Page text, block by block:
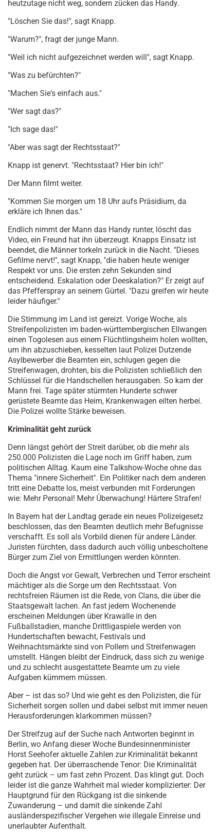
heutzutage nicht weg, sondern zücken das Handy.
"Löschen Sie das!", sagt Knapp.
"Warum?", fragt der junge Mann.
"Weil ich nicht aufgezeichnet werden will", sagt Knapp.
"Was zu befürchten?"
"Machen Sie's einfach aus."
"Wer sagt das?"
"Ich sage das!"
"Aber was sagt der Rechtsstaat?"
Knapp ist genervt. "Rechtsstaat? Hier bin ich!"
Der Mann filmt weiter.
"Kommen Sie morgen um 18 Uhr aufs Präsidium, da
erkläre ich Ihnen das."
Endlich nimmt der Mann das Handy runter, löscht das
Video, ein Freund hat ihn überzeugt. Knapps Einsatz ist
beendet, die Männer torkeln zurück in die Nacht. "Dieses
Gefilme nervt!", sagt Knapp, "die haben heute weniger
Respekt vor uns. Die ersten zehn Sekunden sind
entscheidend. Eskalation oder Deeskalation?" Er zeigt auf
das Pfefferspray an seinem Gürtel. "Dazu greifen wir heute
leider häufiger."
Die Stimmung im Land ist gereizt. Vorige Woche, als
Streifenpolizisten im baden-württembergischen Ellwangen
einen Togolesen aus einem Flüchtlingsheim holen wollten,
um ihn abzuschieben, kesselten laut Polizei Dutzende
Asylbewerber die Beamten ein, schlugen gegen die
Streifenwagen, drohten, bis die Polizisten schließlich den
Schlüssel für die Handschellen herausgaben. So kam der
Mann frei. Tage später stürmten Hunderte schwer
gerüstete Beamte das Heim, Krankenwagen eilten herbei.
Die Polizei wollte Stärke beweisen.
Kriminalität geht zurück
Denn längst gehört der Streit darüber, ob die mehr als
250.000 Polizisten die Lage noch im Griff haben, zum
politischen Alltag. Kaum eine Talkshow-Woche ohne das
Thema "innere Sicherheit". Ein Politiker nach dem anderen
tritt eine Debatte los, meist verbunden mit Forderungen
wie: Mehr Personal! Mehr Überwachung! Härtere Strafen!
In Bayern hat der Landtag gerade ein neues Polizeigesetz
beschlossen, das den Beamten deutlich mehr Befugnisse
verschafft. Es soll als Vorbild dienen für andere Länder.
Juristen fürchten, dass dadurch auch völlig unbescholtene
Bürger zum Ziel von Ermittlungen werden könnten.
Doch die Angst vor Gewalt, Verbrechen und Terror erscheint
mächtiger als die Sorge um den Rechtsstaat. Von
rechtsfreien Räumen ist die Rede, von Clans, die über die
Staatsgewalt lachen. An fast jedem Wochenende
erscheinen Meldungen über Krawalle in den
Fußballstadien, manche Drittligaspiele werden von
Hundertschaften bewacht, Festivals und
Weihnachtsmärkte sind von Pollern und Streifenwagen
umstellt. Hängen bleibt der Eindruck, dass sich zu wenige
und zu schlecht ausgestattete Beamte um zu viele
Aufgaben kümmern müssen.
Aber – ist das so? Und wie geht es den Polizisten, die für
Sicherheit sorgen sollen und dabei selbst mit immer neuen
Herausforderungen klarkommen müssen?
Der Streifzug auf der Suche nach Antworten beginnt in
Berlin, wo Anfang dieser Woche Bundesinnenminister
Horst Seehofer aktuelle Zahlen zur Kriminalität bekannt
gegeben hat. Der überraschende Tenor: Die Kriminalität
geht zurück – um fast zehn Prozent. Das klingt gut. Doch
leider ist die ganze Wahrheit mal wieder komplizierter: Der
Hauptgrund für den Rückgang ist die sinkende
Zuwanderung – und damit die sinkende Zahl
ausländerspezifischer Vergehen wie illegale Einreise und
unerlaubter Aufenthalt.